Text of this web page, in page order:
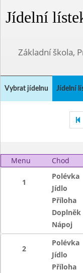
Jídelní
Základní škola,
Vybrat jídelnu Jídelní
Menu Chod
1
Polévka
Jídlo
Příloha
Doplněk
Nápoj
2
Polévka
Jídlo
Příloha